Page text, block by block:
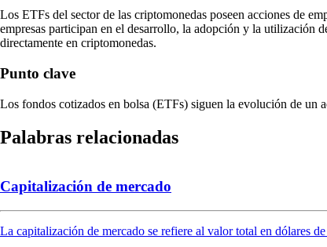
Los ETFs del sector de las criptomonedas poseen acciones de
empresas participan en el desarrollo, la adopción y la utilización
directamente en criptomonedas.
Punto clave
Los fondos cotizados en bolsa (ETFs) siguen la evolución de un
Palabras relacionadas
Capitalización de mercado
La capitalización de mercado se refiere al valor total en dólares